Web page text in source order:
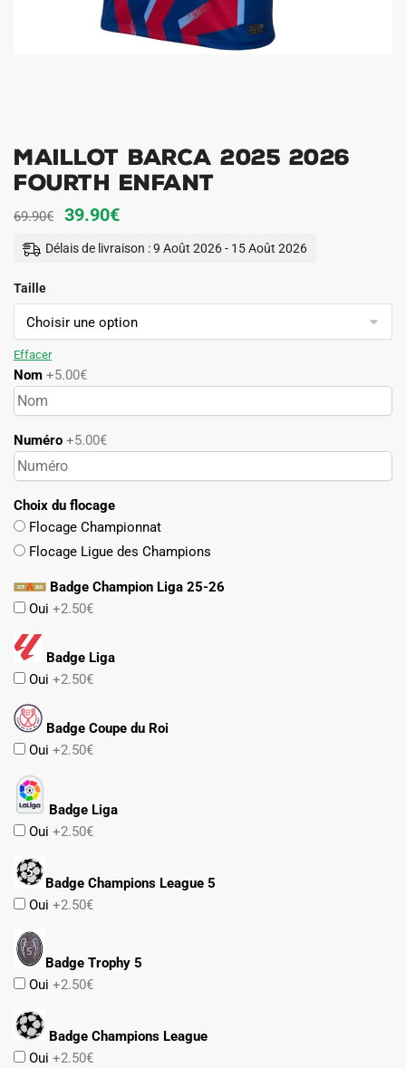
Maillot Barca 2025 2026
Fourth Enfant
69.90€
Le
prix
69.90€.
39.90€Le
prix
39.90€.
Délais de livraison : 9 Août 2026 - 15 Août 2026
Taille
Effacer
Nom +5.00€
Numéro +5.00€
Choix du flocage
Flocage Championnat
Flocage Ligue des Champions
Badge Champion Liga 25-26
Oui +2.50€
Badge Liga
Oui +2.50€
Badge Coupe du Roi
Oui +2.50€
Badge Liga
Oui +2.50€
Badge Champions League 5
Oui +2.50€
Badge Trophy 5
Oui +2.50€
Badge Champions League
Oui +2.50€